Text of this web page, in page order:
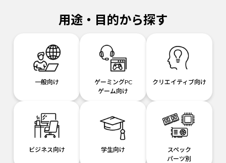
用途・目的から探す
一般向け
ゲーミングPC
ゲーム向け
クリエイティブ向け
ビジネス向け 学生向け
スペック
パーツ別